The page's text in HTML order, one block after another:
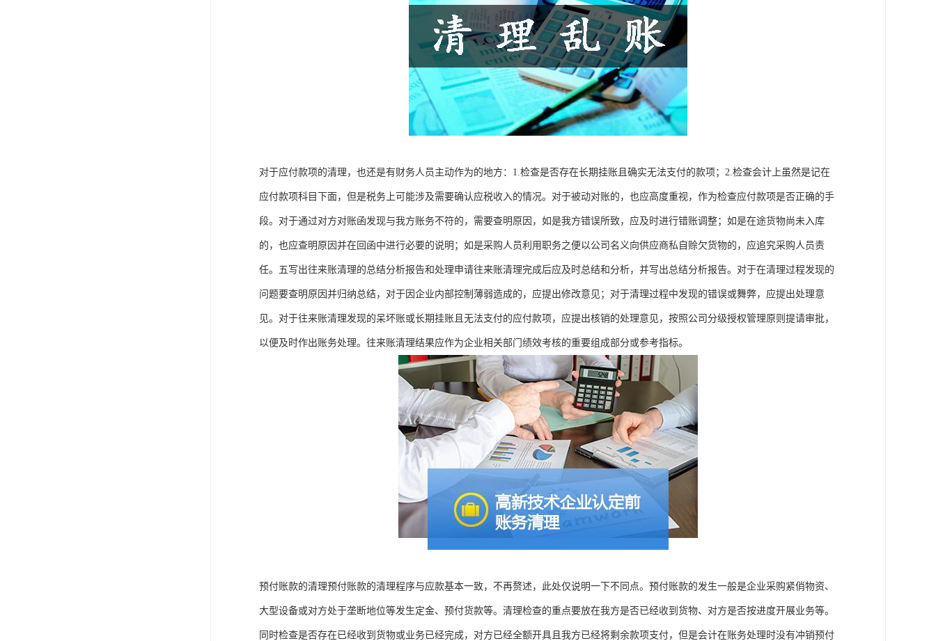
对于应付款项的清理，也还是有财务人员主动作为的地方：1.检查是否存在长期挂账且确实无法支付的款项；2.检查会计上虽然是记在
应付款项科目下面，但是税务上可能涉及需要确认应税收入的情况。对于被动对账的，也应高度重视，作为检查应付款项是否正确的手
段。对于通过对方对账函发现与我方账务不符的，需要查明原因，如是我方错误所致，应及时进行错账调整；如是在途货物尚未入库
的，也应查明原因并在回函中进行必要的说明；如是采购人员利用职务之便以公司名义向供应商私自赊欠货物的，应追究采购人员责
任。五写出往来账清理的总结分析报告和处理申请往来账清理完成后应及时总结和分析，并写出总结分析报告。对于在清理过程发现的
问题要查明原因并归纳总结，对于因企业内部控制薄弱造成的，应提出修改意见；对于清理过程中发现的错误或舞弊，应提出处理意
见。对于往来账清理发现的呆坏账或长期挂账且无法支付的应付款项，应提出核销的处理意见，按照公司分级授权管理原则提请审批，
以便及时作出账务处理。往来账清理结果应作为企业相关部门绩效考核的重要组成部分或参考指标。
预付账款的清理预付账款的清理程序与应款基本一致，不再赘述，此处仅说明一下不同点。预付账款的发生一般是企业采购紧俏物资、
大型设备或对方处于垄断地位等发生定金、预付货款等。清理检查的重点要放在我方是否已经收到货物、对方是否按进度开展业务等。
同时检查是否存在已经收到货物或业务已经完成，对方已经全额开具且我方已经将剩余款项支付，但是会计在账务处理时没有冲销预付